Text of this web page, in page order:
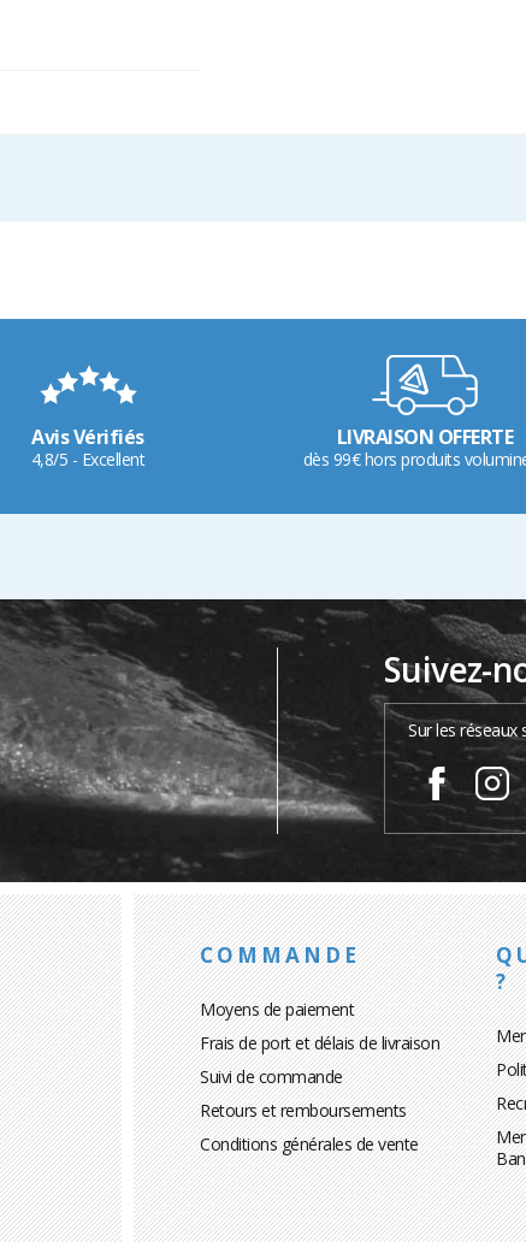
Avis Vérifiés
4,8/5 - Excellent
LIVRAISON OFFERTE
dès 99€ hors produits
Suivez-
Sur les réseaux
COMMANDE
Moyens de paiement
Frais de port et délais de livraison
Suivi de commande
Retours et remboursements
Conditions générales de vente
?